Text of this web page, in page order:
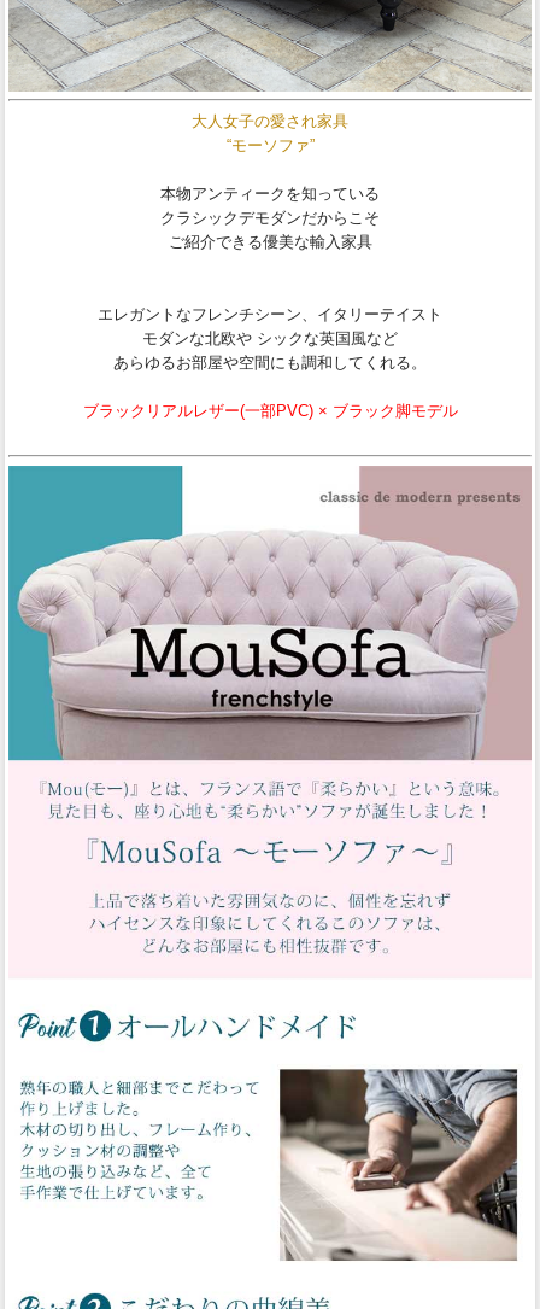
大人女子の愛され家具
“モーソファ”
本物アンティークを知っている
クラシックデモダンだからこそ
ご紹介できる優美な輸入家具
エレガントなフレンチシーン、イタリーテイスト
モダンな北欧や シックな英国風など
あらゆるお部屋や空間にも調和してくれる。
ブラックリアルレザー(一部PVC) × ブラック脚モデル